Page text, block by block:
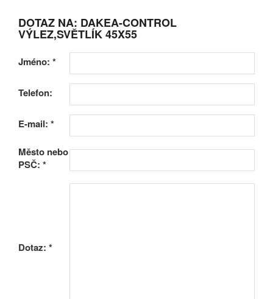
DOTAZ NA: DAKEA-CONTROL
VÝLEZ,SVĚTLÍK 45X55
Jméno: *
Telefon:
E-mail: *
Město nebo
PSČ: *
Dotaz: *